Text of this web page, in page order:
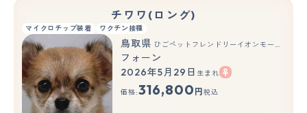
チワワ(ロング)
マイクロチップ装着 ワクチン接種
もっと見る
鳥取県 ひごペットフレンドリーイオンモール鳥取北店
フォーン
2026年5月29日 生まれ
価格:316,800 円 税込